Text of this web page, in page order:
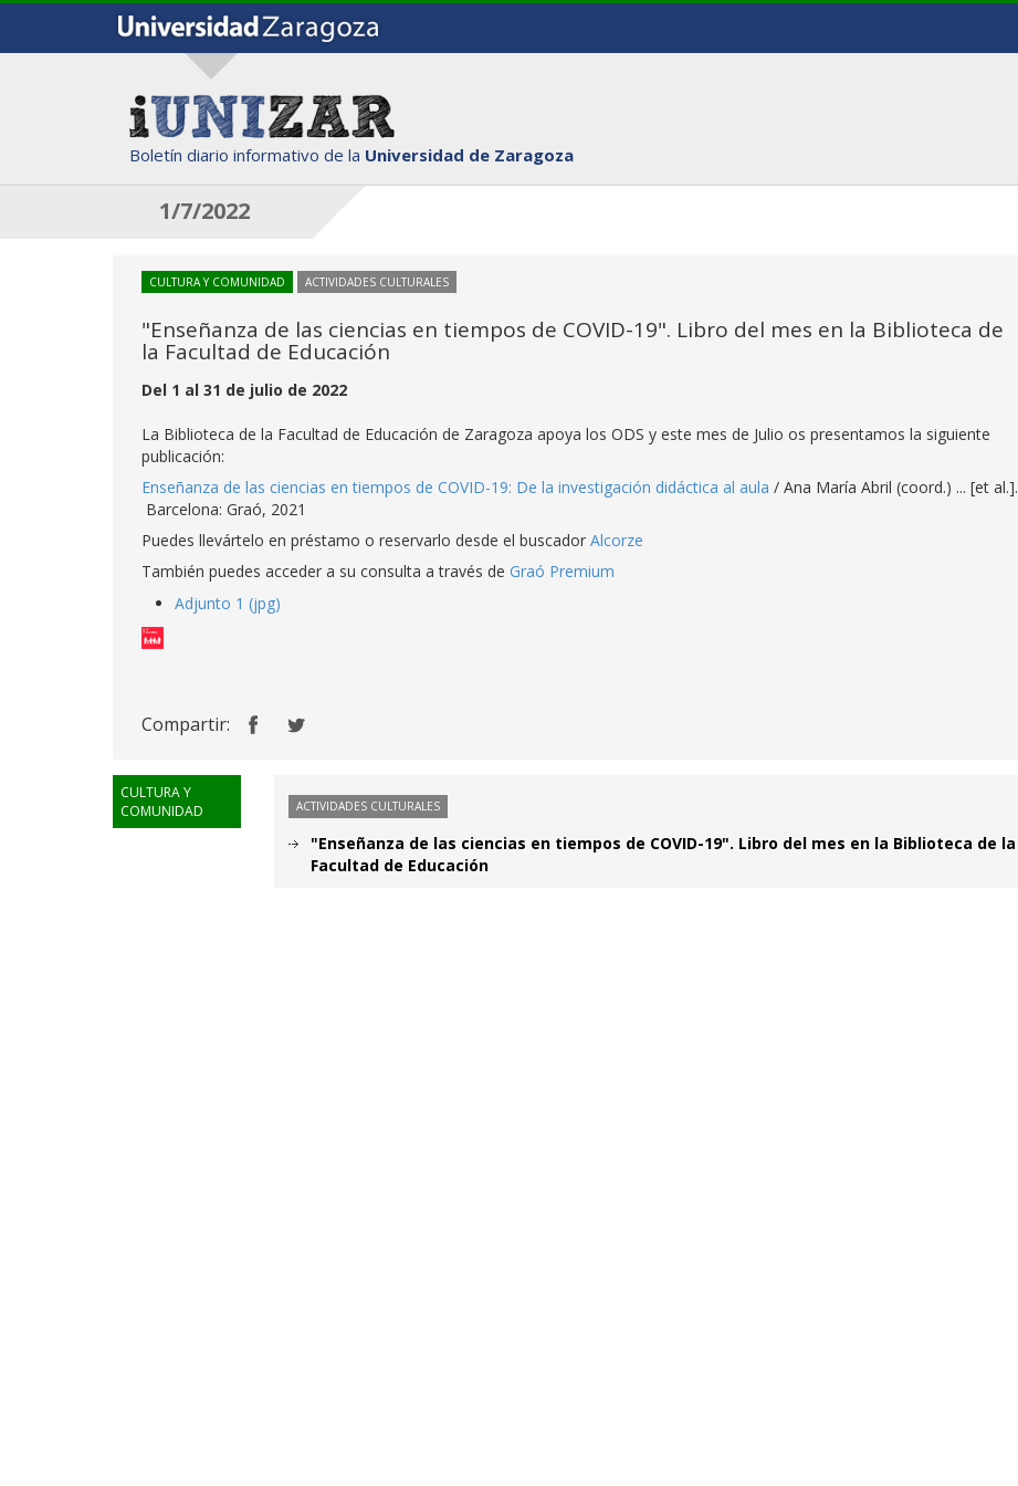
Boletín diario informativo de la Universidad de Zaragoza
1/7/2022
CULTURA Y COMUNIDAD ACTIVIDADES CULTURALES
"Enseñanza de las ciencias en tiempos de COVID-19". Libro del mes en la Biblioteca de
la Facultad de Educación
Del 1 al 31 de julio de 2022
La Biblioteca de la Facultad de Educación de Zaragoza apoya los ODS y este mes de Julio os presentamos la siguiente
publicación:
Enseñanza de las ciencias en tiempos de COVID-19: De la investigación didáctica al aula / Ana María Abril (coord.) ... [et al.].
Barcelona: Graó, 2021
Puedes llevártelo en préstamo o reservarlo desde el buscador Alcorze
También puedes acceder a su consulta a través de Graó Premium
Adjunto 1 (jpg)
Compartir:
CULTURA Y
COMUNIDAD
ACTIVIDADES CULTURALES
"Enseñanza de las ciencias en tiempos de COVID-19". Libro del mes en la Biblioteca de la
Facultad de Educación